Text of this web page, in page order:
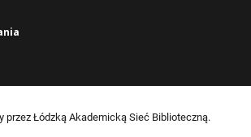
przez Łódzką Akademicką Sieć Biblioteczną.